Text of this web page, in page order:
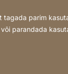
parim
parandada